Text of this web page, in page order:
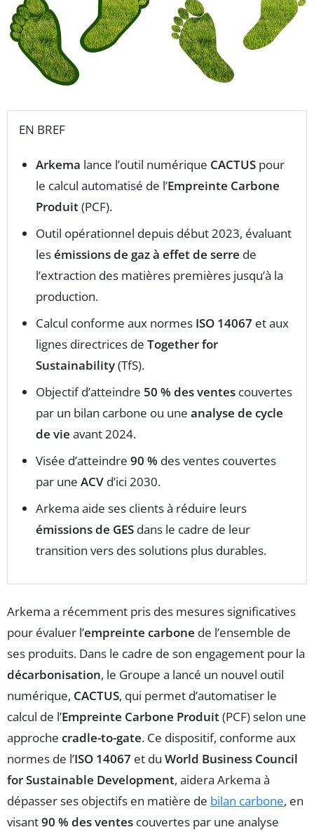
EN BREF
Arkema lance l’outil numérique CACTUS pour
le calcul automatisé de l’Empreinte Carbone
Produit(PCF).
Outil opérationnel depuis début 2023, évaluant
lesémissions de gaz à effet de serre de
l’extraction des matières premières jusqu’à la
production.
Calcul conforme aux normes ISO 14067 et aux
lignes directrices de Together for
Sustainability(TfS).
Objectif d’atteindre 50 % des ventes couvertes
par un bilan carbone ou une analyse de cycle
de vie avant 2024.
Visée d’atteindre 90 % des ventes couvertes
par une ACV d’ici 2030.
Arkema aide ses clients à réduire leurs
émissions de GES dans le cadre de leur
transition vers des solutions plus durables.
Arkema a récemment pris des mesures significatives
pour évaluer l’empreinte carbone de l’ensemble de
ses produits. Dans le cadre de son engagement pour la
décarbonisation, le Groupe a lancé un nouvel outil
numérique, CACTUS, qui permet d’automatiser le
calcul de l’Empreinte Carbone Produit(PCF) selon une
approche cradle-to-gate. Ce dispositif, conforme aux
normes de l’ISO 14067 et du World Business Council
for Sustainable Development, aidera Arkema à
dépasser ses objectifs en matière de bilan carbone, en
visant90 % des ventes couvertes par une analyse